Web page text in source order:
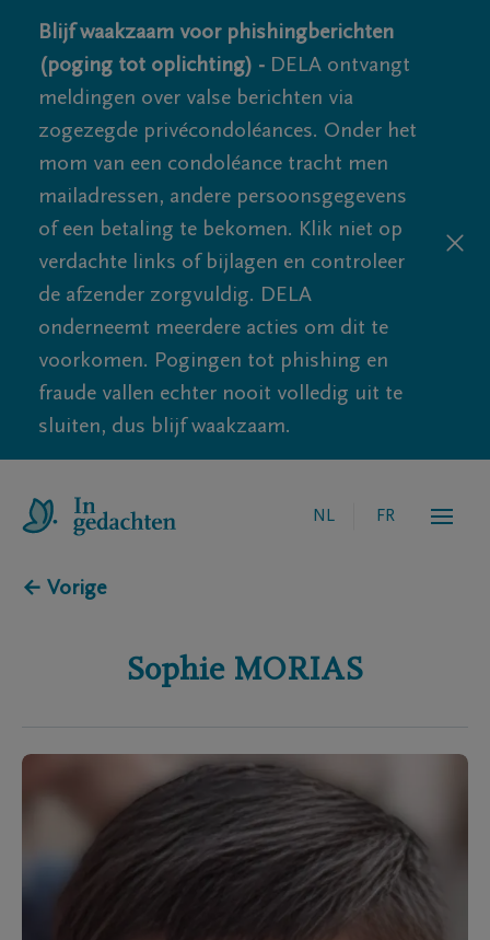
Blijf waakzaam voor phishingberichten
(poging tot oplichting) - DELA ontvangt
meldingen over valse berichten via
zogezegde privécondoléances. Onder het
mom van een condoléance tracht men
mailadressen, andere persoonsgegevens
of een betaling te bekomen. Klik niet op
verdachte links of bijlagen en controleer
de afzender zorgvuldig. DELA
onderneemt meerdere acties om dit te
voorkomen. Pogingen tot phishing en
fraude vallen echter nooit volledig uit te
sluiten, dus blijf waakzaam.
NL FR
← Vorige
Sophie MORIAS